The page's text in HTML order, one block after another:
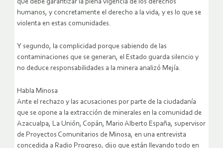
que debe garantizar la plena vigencia de los derechos
humanos, y concretamente el derecho a la vida, y es lo que se
violenta en estas comunidades.
Y segundo, la complicidad porque sabiendo de las
contaminaciones que se generan, el Estado guarda silencio y
no deduce responsabilidades a la minera analizó Mejía.
Habla Minosa
Ante el rechazo y las acusaciones por parte de la ciudadanía
que se opone a la extracción de minerales en la comunidad de
Azacualpa, La Unión, Copán, Mario Alberto España, supervisor
de Proyectos Comunitarios de Minosa, en una entrevista
concedida a Radio Progreso, dijo que están llevando todo en